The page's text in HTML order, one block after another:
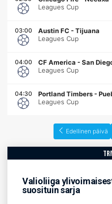
Leagues Cup
03:00 Austin FC -Tijuana
Leagues Cup
04:00 CF America -San
Leagues Cup
04:30 Portland Timbers -
Leagues Cup
Edellinen päivä
Valioliiga
suosituin sarja